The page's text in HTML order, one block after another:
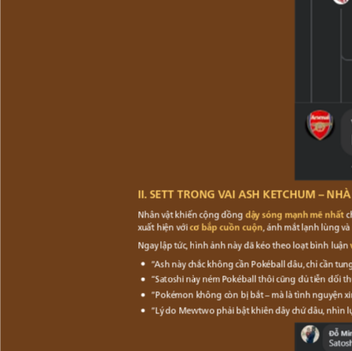
II. SETT TRONG VAI ASH KETCHUM –
Nhân vật khiến cộng đồngdậy sóng mạnh mẽ nhất
xuất hiện vớicơ bắp cuồn cuộn, ánh mắt lạnh lùng
Ngay lập tức, hình ảnh này đã kéo theo loạt bình luận
“Ash này chắc không cần Pokéball đâu, chỉ cần
“Satoshi này ném Pokéball thôi cũng đủ tiễn đối
“Pokémon không còn bị bắt – mà là tình nguyện
“Lý do Mewtwo phải bật khiên đây chứ đâu, nhìn